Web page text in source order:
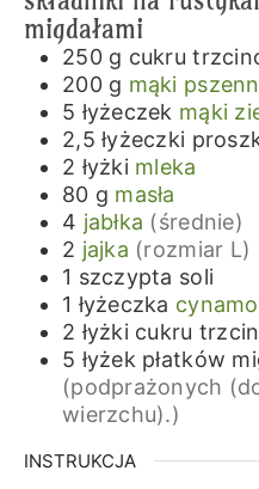
migdałami
250 g cukru
200 g mąki
5 łyżeczek mąki
2,5 łyżeczki
2 łyżki mleka
80 g masła
4 jabłka (średnie)
2 jajka (rozmiar L)
1 szczypta soli
1 łyżeczka
2 łyżki cukru
5 łyżek płatków
(podprażonych
wierzchu).)
INSTRUKCJA